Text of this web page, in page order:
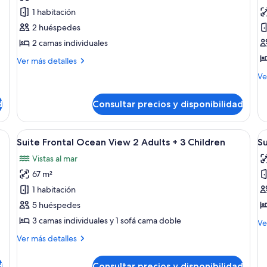
fotos
de
Suite
Frontal
1 habitación
2 huéspedes
2 camas individuales
Ver más detalles
Más
Ocean
View
2
Adults
Consultar precios y disponibilidad
+
1
+
un ventanal grande, un sofá, una mesa de centro, un televisor y un
Abrir
todas
las
fotos
de
Suite
Frontal
View
Habitación de hotel moderna con
6
Suite Frontal Ocean View 2 Adults + 3 Children
Vistas al mar
67 m²
1 habitación
5 huéspedes
3 camas individuales y 1 sofá cama doble
Ver más detalles
Más